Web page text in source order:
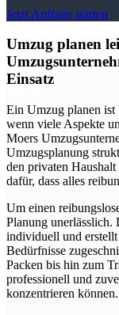
Jetzt Anfrage starten
Umzug planen
Einsatz
Ein Umzug planen ist
wenn viele Aspekte
Moers
Umzugsplanung
den privaten
dafür, dass alles
Um einen
Planung unerlässlich.
individuell und erstellt
Bedürfnisse
Packen bis hin zum
professionell und
konzentrieren können.